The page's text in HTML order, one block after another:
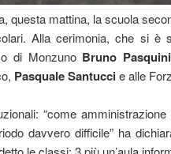
questa mattina, la scuola
Alla cerimonia, che si è
di Monzuno Bruno Pasquini
Pasquale Santuccie alle
“come
davvero difficile” ha